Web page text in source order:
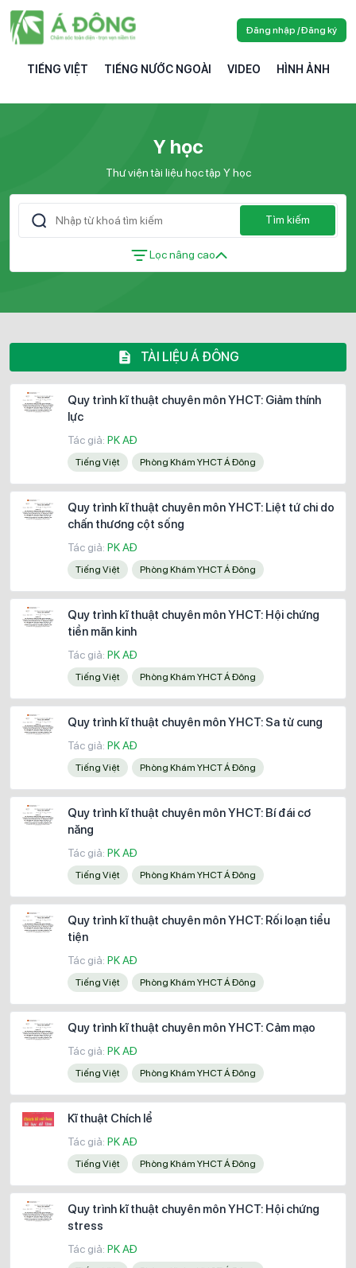
TIẾNG VIỆT TIẾNG NƯỚC NGOÀI VIDEO HÌNH ẢNH
Đăng nhập / Đăng ký
Y học
Thư viện tài liệu học tập Y học
Tìm kiếm
Lọc nâng cao
TÀI LIỆU Á ĐÔNG
Quy trình kĩ thuật chuyên môn YHCT: Giảm thính
lực
Tác giả: PK AĐ
Tiếng Việt Phòng Khám YHCT Á Đông
Quy trình kĩ thuật chuyên môn YHCT: Liệt tứ chi do
chấn thương cột sống
Tác giả: PK AĐ
Tiếng Việt Phòng Khám YHCT Á Đông
Quy trình kĩ thuật chuyên môn YHCT: Hội chứng
tiền mãn kinh
Tác giả: PK AĐ
Tiếng Việt Phòng Khám YHCT Á Đông
Quy trình kĩ thuật chuyên môn YHCT: Sa tử cung
Tác giả: PK AĐ
Tiếng Việt Phòng Khám YHCT Á Đông
Quy trình kĩ thuật chuyên môn YHCT: Bí đái cơ
năng
Tác giả: PK AĐ
Tiếng Việt Phòng Khám YHCT Á Đông
Quy trình kĩ thuật chuyên môn YHCT: Rối loạn tiểu
tiện
Tác giả: PK AĐ
Tiếng Việt Phòng Khám YHCT Á Đông
Quy trình kĩ thuật chuyên môn YHCT: Cảm mạo
Tác giả: PK AĐ
Tiếng Việt Phòng Khám YHCT Á Đông
Kĩ thuật Chích lể
Tác giả: PK AĐ
Tiếng Việt Phòng Khám YHCT Á Đông
Quy trình kĩ thuật chuyên môn YHCT: Hội chứng
stress
Tác giả: PK AĐ